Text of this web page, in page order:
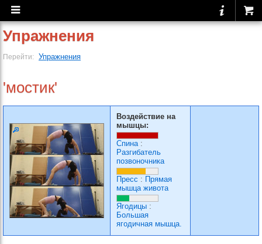
Упражнения
Перейти: Упражнения
'мостик'
Воздействие на
мышцы:
Спина:
Разгибатель
позвоночника
Пресс : Прямая
мышца живота
Ягодицы :
Большая
ягодичная мышца.